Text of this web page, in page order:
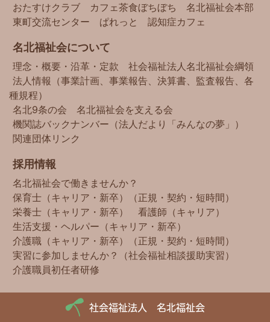
おたすけクラブ
カフェ茶食ぼちぼち
名北福祉会本部
東町交流センター
ぱれっと 認知症カフェ
名北福祉会について
理念・概要・沿革・定款
社会福祉法人名北福祉会綱領
法人情報（事業計画、事業報告、決算書、監査報告、各
種規程）
名北9条の会
名北福祉会を支える会
機関誌バックナンバー（法人だより「みんなの夢」）
関連団体リンク
採用情報
名北福祉会で働きませんか？
保育士（キャリア・新卒）（正規・契約・短時間）
栄養士（キャリア・新卒）
看護師（キャリア）
生活支援・ヘルパー（キャリア・新卒）
介護職（キャリア・新卒）（正規・契約・短時間）
実習に参加しませんか？（社会福祉相談援助実習）
介護職員初任者研修
社会福祉法人 名北福祉会